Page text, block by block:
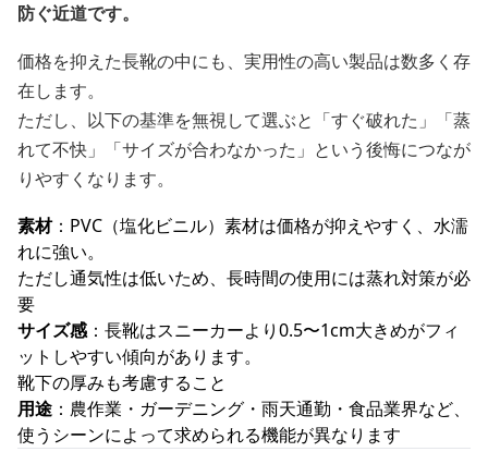
防ぐ近道です。
価格を抑えた長靴の中にも、実用性の高い製品は数多く存
在します。
ただし、以下の基準を無視して選ぶと「すぐ破れた」「蒸
れて不快」「サイズが合わなかった」という後悔につなが
りやすくなります。
素材：PVC（塩化ビニル）素材は価格が抑えやすく、水濡
れに強い。
ただし通気性は低いため、長時間の使用には蒸れ対策が必
要
サイズ感：長靴はスニーカーより0.5〜1cm大きめがフィ
ットしやすい傾向があります。
靴下の厚みも考慮すること
用途 ：農作業・ガーデニング・雨天通勤・食品業界など、
使うシーンによって求められる機能が異なります